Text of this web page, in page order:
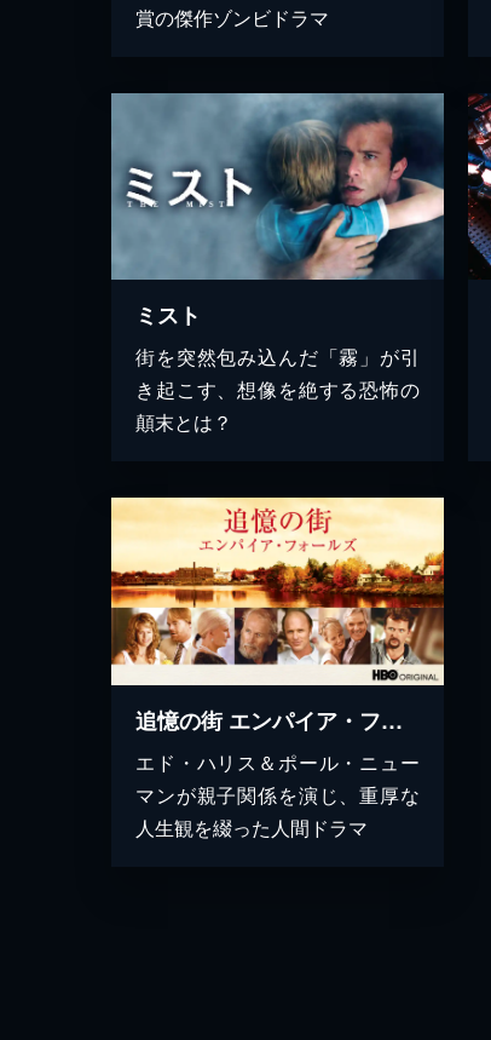
賞の傑作ゾンビドラマ
ミスト
街を突然包み込んだ「霧」が引
き起こす、想像を絶する恐怖の
顛末とは？
追憶の街 エンパイア・フォールズ
エド・ハリス＆ポール・ニュー
マンが親子関係を演じ、重厚な
人生観を綴った人間ドラマ